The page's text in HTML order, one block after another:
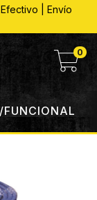
| Envío
0
FUNCIONAL